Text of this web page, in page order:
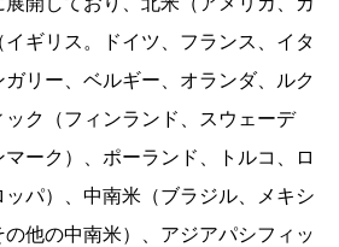
ギリス。ドイツ、フランス、イタ
リー、ベルギー、オランダ、ルク
ク（フィンランド、スウェーデ
ーク）、ポーランド、トルコ、ロ
パ）、中南米（ブラジル、メキシ
他の中南米）、アジアパシフィッ